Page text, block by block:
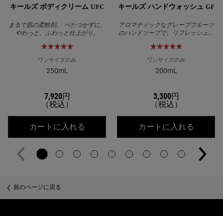
キールズ ボディクリーム UFC
まるで肌の柔軟剤。 べたつかずに、
やわっと、ふわっと仕上がり。
ワンサイズのみ
250mL
7,920円
（税込）
カートに入れる キールズ ボディクリーム UFC
キールズ ハンドウォッシュ GF
アロマティックなグレープフルーツ
のハンドソープで、リフレッシュと
癒しを！
ワンサイズのみ
200mL
3,300円
（税込）
カートに入れる
前のページに戻る